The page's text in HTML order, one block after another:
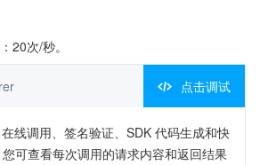
20次/秒。
点击调试
线调用、签名验证、SDK 代码生成和快
可查看每次调用的请求内容和返回结果